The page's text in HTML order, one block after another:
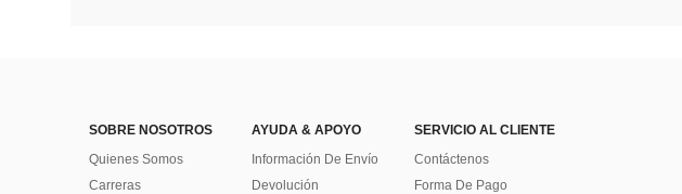
SOBRE NOSOTROS
Quienes Somos
Carreras
AYUDA & APOYO
Información De Envío
Devolución
SERVICIO AL CLIENTE
Contáctenos
Forma De Pago